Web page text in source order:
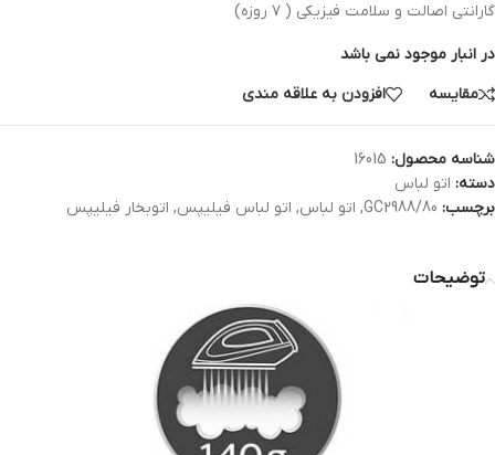
گارانتی اصالت و سلامت فیزیکی ( ۷ روزه)
در انبار موجود نمی باشد
مقایسه
افزودن به علاقه مندی
شناسه محصول: 16015
دسته: اتو لباس
برچسب: GC2988/80
, اتو لباس, اتو لباس فیلیپس, اتوبخار فیلیپس
توضیحات